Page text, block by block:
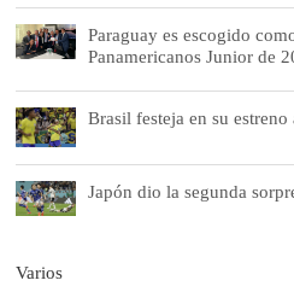
Paraguay es escogido
Panamericanos Junior de
Brasil festeja en su estreno
Japón dio la segunda
Varios